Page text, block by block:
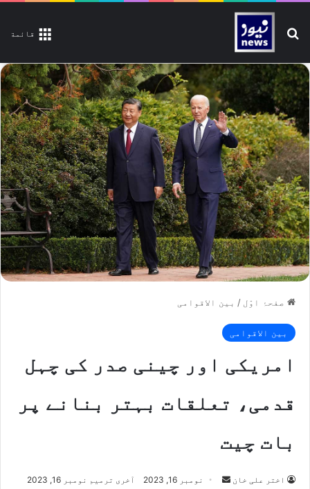
قائمة تلاش کیجیے
صفحۂ اوّل / بین الاقوامی
بین الاقوامی
امریکی اور چینی صدر کی چہل
قدمی، تعلقات بہتر بنانے پر
بات چیت
اختر علی خان نومبر 16, 2023 آخری ترمیم نومبر 16, 2023